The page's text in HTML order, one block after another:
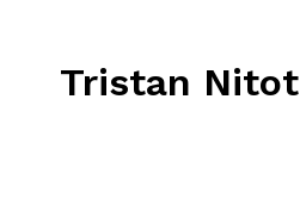
Tristan Nitot